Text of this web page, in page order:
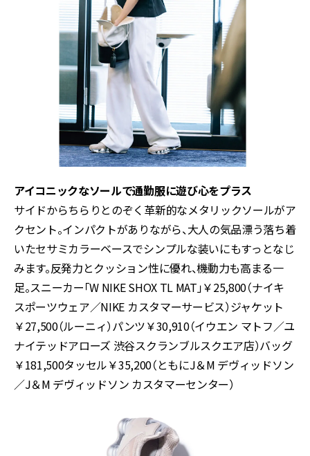
アイコニックなソールで通勤服に遊び心をプラス
サイドからちらりとのぞく革新的なメタリックソールがア
クセント。インパクトがありながら、大人の気品漂う落ち着
いたセサミカラーベースでシンプルな装いにもすっとなじ
みます。反発力とクッション性に優れ、機動力も高まる一
足。スニーカー「W NIKE SHOX TL MAT」￥25,800（ナイキ
スポーツウェア／NIKE カスタマーサービス）ジャケット
￥27,500（ルーニィ）パンツ￥30,910（イウエン マトフ／ユ
ナイテッドアローズ 渋谷スクランブルスクエア店）バッグ
￥181,500タッセル￥35,200（ともにJ＆M デヴィッドソン
／J＆M デヴィッドソン カスタマーセンター）